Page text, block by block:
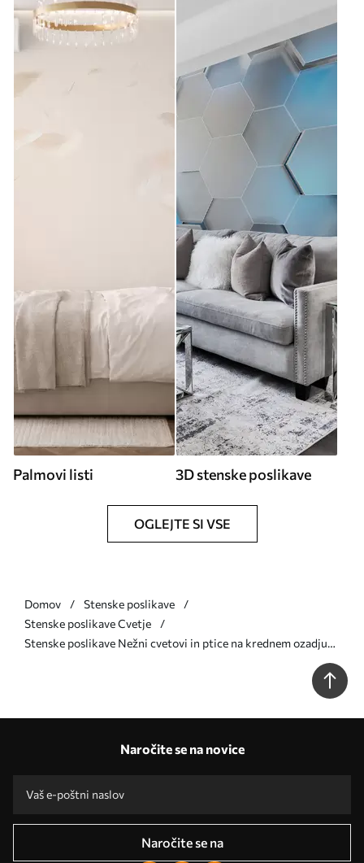
Palmovi listi 3D stenske poslikave
OGLEJTE SI VSE
Domov
Stenske poslikave
Stenske poslikave Cvetje
Stenske poslikave Nežni cvetovi in ptice na krednem ozadju
Naročite se na novice
Naročite se na